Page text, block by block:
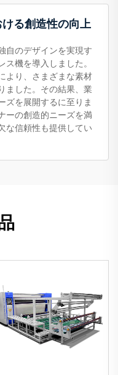
る創造性の向上
自のデザインを実現す
機を導入しました。
より、さまざまな素材
ました。その結果、業
ズを展開するに至りま
ーの創造的ニーズを満
な信頼性も提供してい